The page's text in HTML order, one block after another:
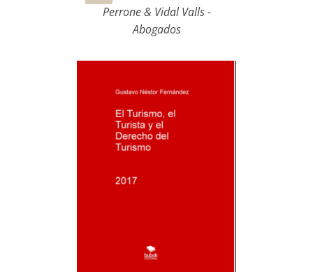
Perrone & Vidal Valls -
Abogados